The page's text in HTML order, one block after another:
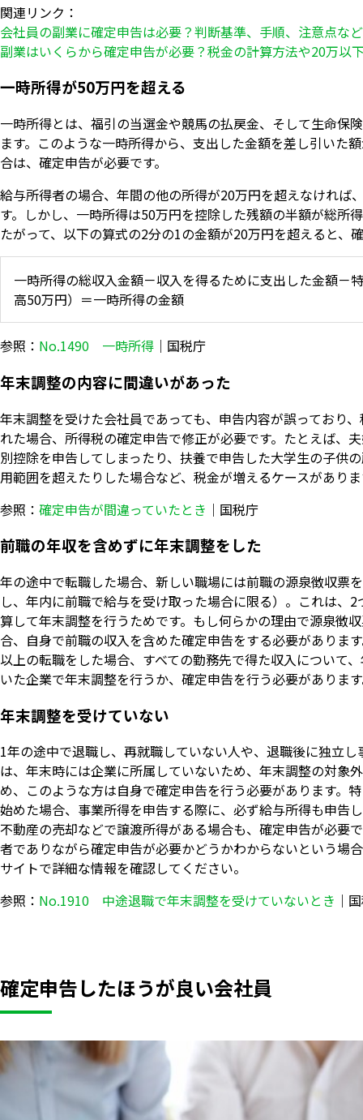
関連リンク：
会社員の副業に確定申告は必要？判断基準、手順、注意点な
副業はいくらから確定申告が必要？税金の計算方法や20万以
一時所得が50万円を超える
一時所得とは、福引の当選金や競馬の払戻金、そして生命保
ます。このような一時所得から、支出した金額を差し引いた
合は、確定申告が必要です。
給与所得者の場合、年間の他の所得が20万円を超えなければ
す。しかし、一時所得は50万円を控除した残額の半額が総所
たがって、以下の算式の2分の1の金額が20万円を超えると、
一時所得の総収入金額－収入を得るために支出した金額－
高50万円）＝一時所得の金額
参照： No.1490 一時所得 ｜国税庁
年末調整の内容に間違いがあった
年末調整を受けた会社員であっても、申告内容が誤っており
れた場合、所得税の確定申告で修正が必要です。たとえば、
別控除を申告してしまったり、扶養で申告した大学生の子供
用範囲を超えたりした場合など、税金が増えるケースがあり
参照： 確定申告が間違っていたとき ｜国税庁
前職の年収を含めずに年末調整をした
年の途中で転職した場合、新しい職場には前職の源泉徴収票
し、年内に前職で給与を受け取った場合に限る）。これは、
算して年末調整を行うためです。もし何らかの理由で源泉徴
合、自身で前職の収入を含めた確定申告をする必要がありま
以上の転職をした場合、すべての勤務先で得た収入について
いた企業で年末調整を行うか、確定申告を行う必要がありま
年末調整を受けていない
1年の途中で退職し、再就職していない人や、退職後に独立
は、年末時には企業に所属していないため、年末調整の対象
め、このような方は自身で確定申告を行う必要があります。
始めた場合、事業所得を申告する際に、必ず給与所得も申告
不動産の売却などで譲渡所得がある場合も、確定申告が必要
者でありながら確定申告が必要かどうかわからないという場
サイトで詳細な情報を確認してください。
参照： No.1910 中途退職で年末調整を受けていないとき ｜
確定申告したほうが良い会社員